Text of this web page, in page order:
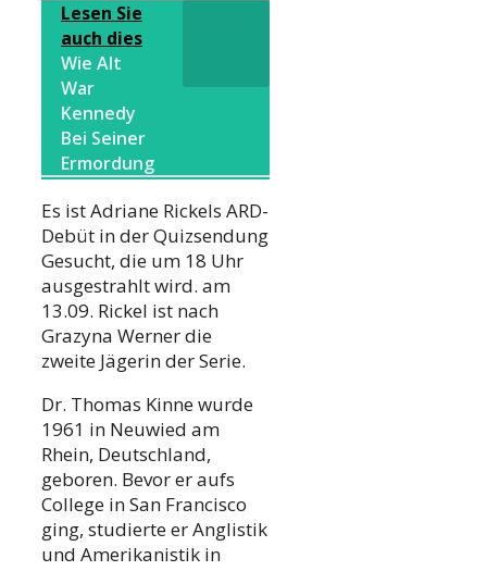
Lesen Sie
auch dies
Wie Alt
War
Kennedy
Bei Seiner
Ermordung
Es ist Adriane Rickels ARD-
Debüt in der Quizsendung
Gesucht, die um 18 Uhr
ausgestrahlt wird. am
13.09. Rickel ist nach
Grazyna Werner die
zweite Jägerin der Serie.
Dr. Thomas Kinne wurde
1961 in Neuwied am
Rhein, Deutschland,
geboren. Bevor er aufs
College in San Francisco
ging, studierte er Anglistik
und Amerikanistik in